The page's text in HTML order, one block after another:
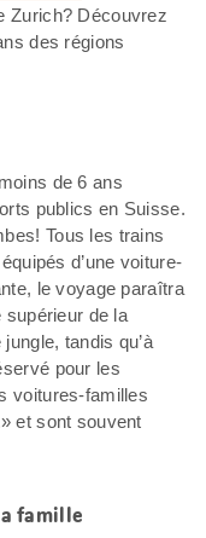
Zurich? Découvrez
des régions
de 6 ans
publics en Suisse.
Tous les trains
d’une voiture-
le voyage paraîtra
supérieur de la
tandis qu’à
pour les
voitures-familles
et sont souvent
famille